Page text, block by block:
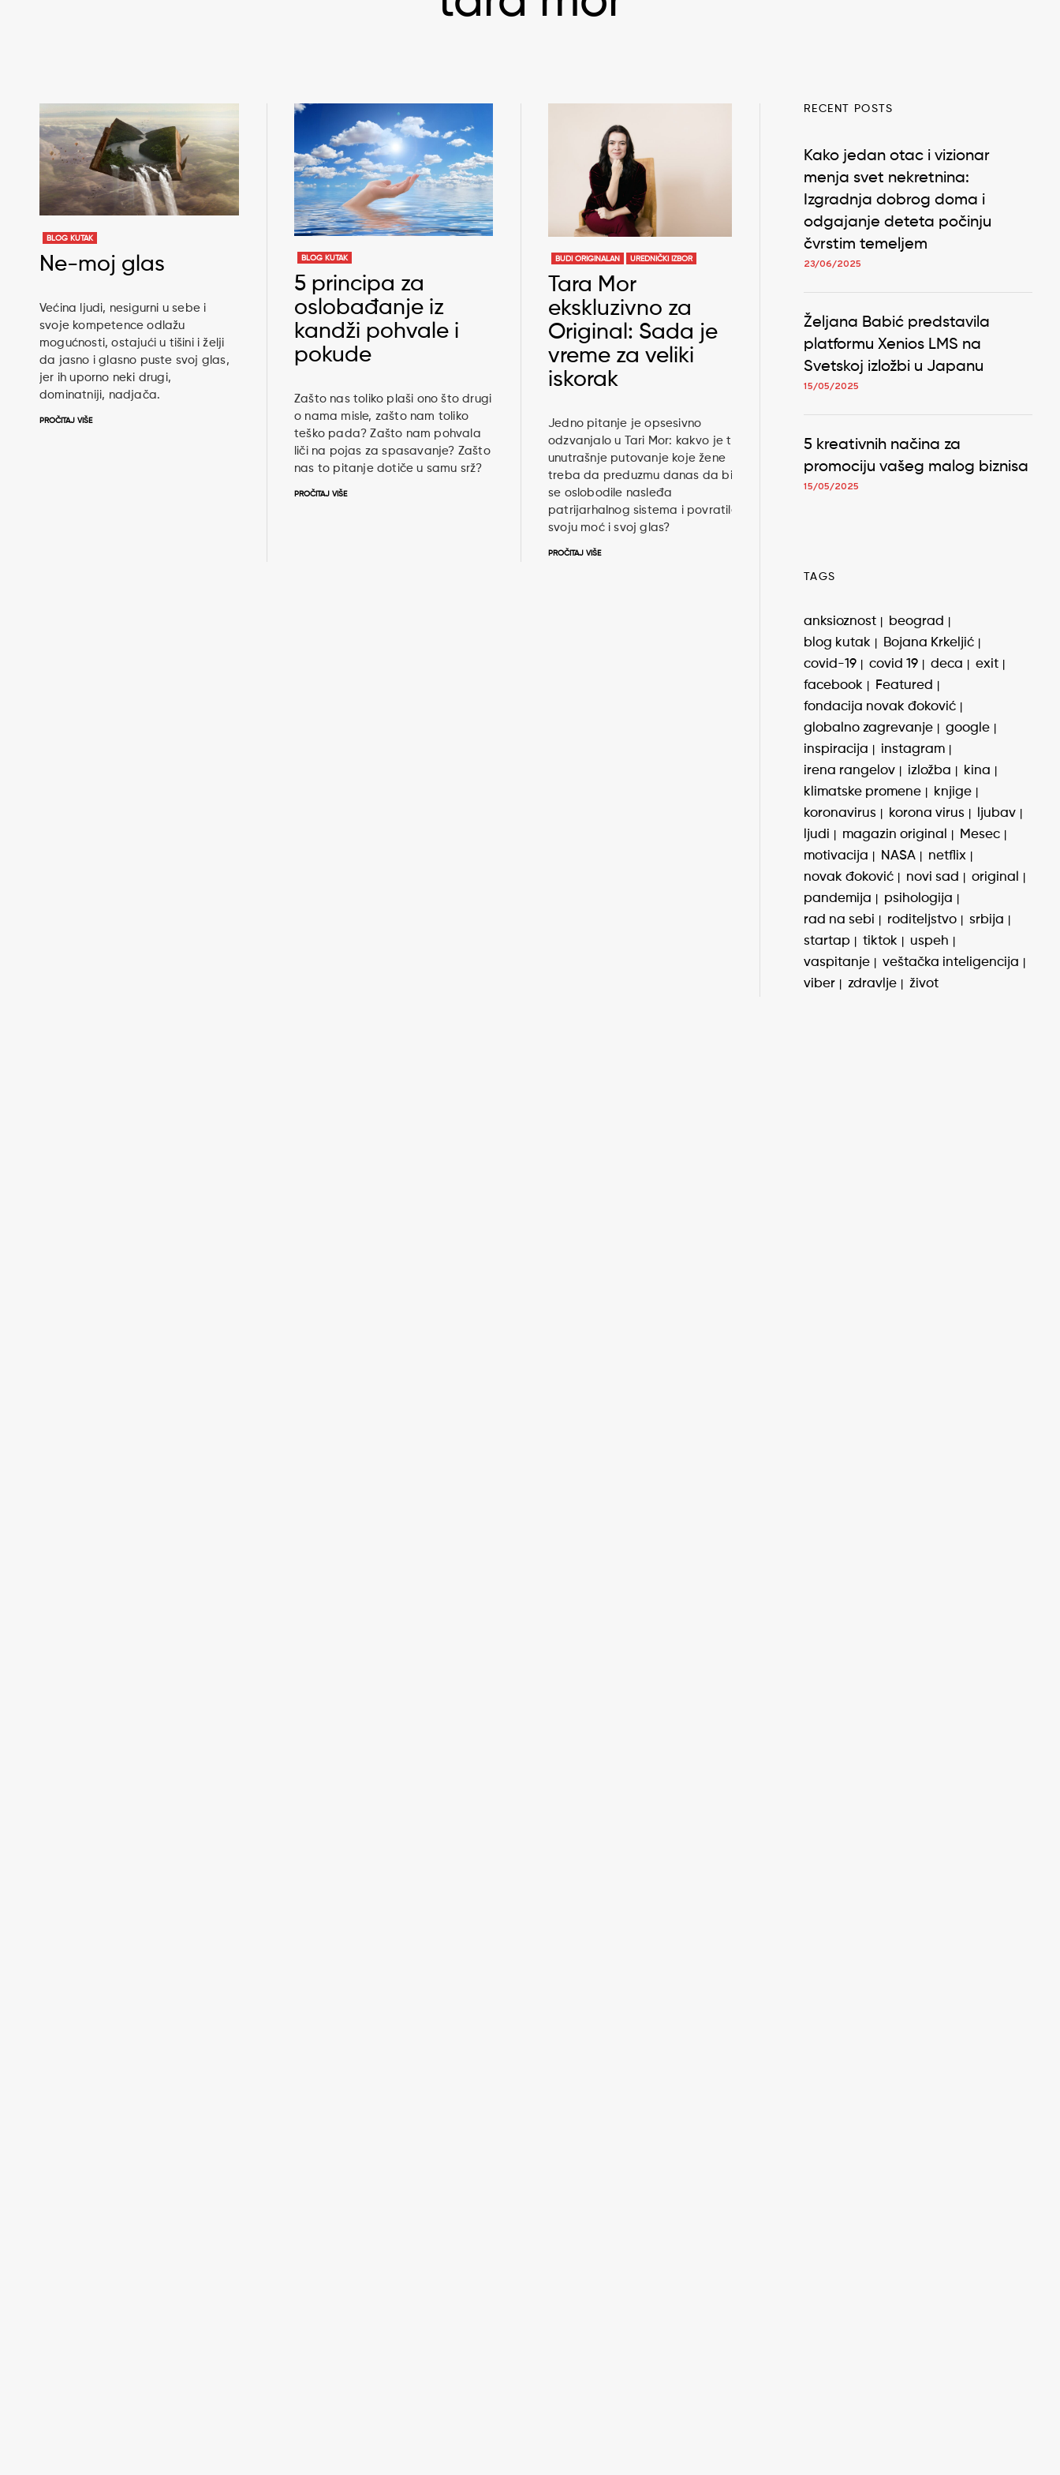
BLOG KUTAK
Ne-moj glas
Većina ljudi, nesigurni u sebe i
svoje kompetence odlažu
mogućnosti, ostajući u tišini i želji
da jasno i glasno puste svoj glas,
jer ih uporno neki drugi,
dominatniji, nadjača.
PROČITAJ VIŠE
BLOG KUTAK
5 principa za
oslobađanje iz
kandži pohvale i
pokude
Zašto nas toliko plaši ono što drugi
o nama misle, zašto nam toliko
teško pada? Zašto nam pohvala
liči na pojas za spasavanje? Zašto
nas to pitanje dotiče u samu srž?
PROČITAJ VIŠE
BUDI ORIGINALAN UREDNIČKI IZBOR
Tara Mor
ekskluzivno za
Original: Sada je
vreme za veliki
iskorak
Jedno pitanje je opsesivno
odzvanjalo u Tari Mor: kakvo je to
unutrašnje putovanje koje žene
treba da preduzmu danas da bi
se oslobodile nasleđa
patrijarhalnog sistema i povratile
svoju moć i svoj glas?
PROČITAJ VIŠE
RECENT POSTS
Kako jedan otac i vizionar
menja svet nekretnina:
Izgradnja dobrog doma i
odgajanje deteta počinju
čvrstim temeljem
23/06/2025
Željana Babić predstavila
platformu Xenios LMS na
Svetskoj izložbi u Japanu
15/05/2025
5 kreativnih načina za
promociju vašeg malog biznisa
15/05/2025
TAGS
anksioznost
beograd
blog kutak
Bojana Krkeljić
covid-19
covid 19 deca
exit
facebook
Featured
fondacija novak đoković
globalno zagrevanje
google
inspiracija
instagram
irena rangelov
izložba
kina
klimatske promene
knjige
koronavirus
korona virus
ljubav
ljudi
magazin original
Mesec
motivacija
NASA
netflix
novak đoković
novi sad
original
pandemija
psihologija
rad na sebi
roditeljstvo
srbija
startap
tiktok
uspeh
vaspitanje
veštačka inteligencija
viber
zdravlje život